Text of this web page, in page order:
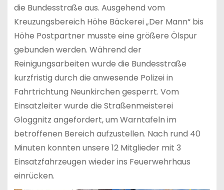
die Bundesstraße aus. Ausgehend vom
Kreuzungsbereich Höhe Bäckerei „Der Mann“ bis
Höhe Postpartner musste eine größere Ölspur
gebunden werden. Während der
Reinigungsarbeiten wurde die Bundesstraße
kurzfristig durch die anwesende Polizei in
Fahrtrichtung Neunkirchen gesperrt. Vom
Einsatzleiter wurde die Straßenmeisterei
Gloggnitz angefordert, um Warntafeln im
betroffenen Bereich aufzustellen. Nach rund 40
Minuten konnten unsere 12 Mitglieder mit 3
Einsatzfahrzeugen wieder ins Feuerwehrhaus
einrücken.